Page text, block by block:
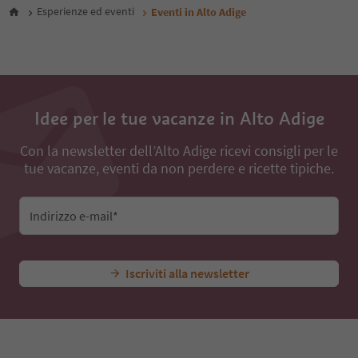
29
33
46
48
Esperienze ed eventi Eventi in Alto Adige
Idee per le tue vacanze in Alto Adige
Con la newsletter dell’Alto Adige ricevi consigli per le
tue vacanze, eventi da non perdere e ricette tipiche.
Indirizzo e-mail*
Iscriviti alla newsletter